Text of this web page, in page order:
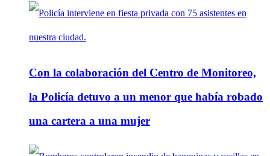
Con la colaboración del Centro de Monitoreo,
la Policía detuvo a un menor que había robado
una cartera a una mujer